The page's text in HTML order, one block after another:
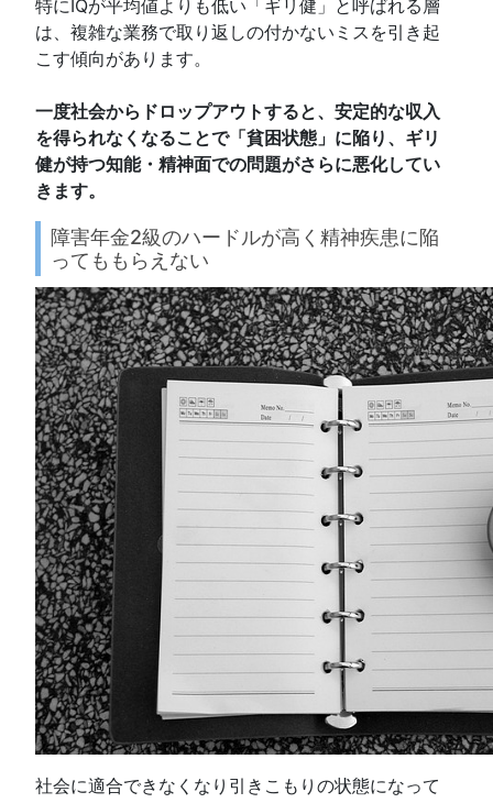
特にIQが平均値よりも低い「ギリ健」と呼ばれる層
は、複雑な業務で取り返しの付かないミスを引き起
こす傾向があります。
一度社会からドロップアウトすると、安定的な収入
を得られなくなることで「貧困状態」に陥り、ギリ
健が持つ知能・精神面での問題がさらに悪化してい
きます。
障害年金2級のハードルが高く精神疾患に陥
ってももらえない
社会に適合できなくなり引きこもりの状態になって